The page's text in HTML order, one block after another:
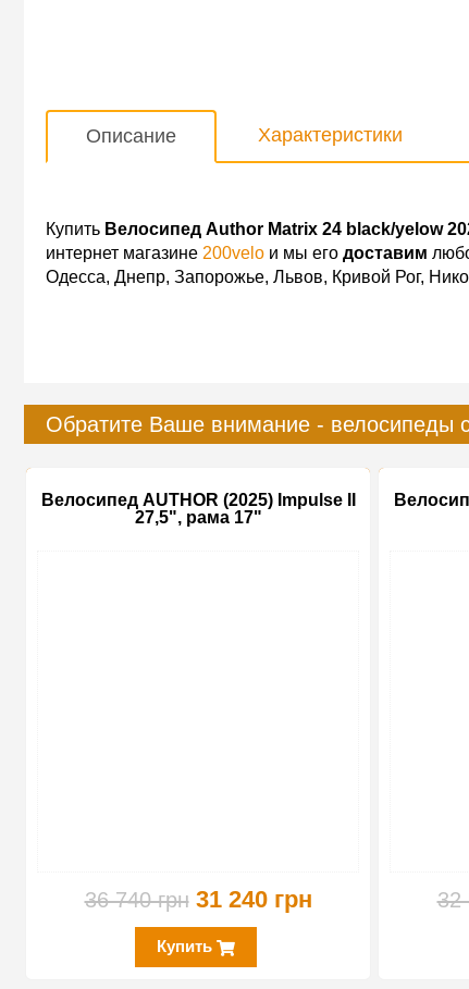
Описание Характеристики
Купить Велосипед Author Matrix 24 black/yelow
интернет магазине 200velo и мы его доставим
Одесса, Днепр, Запорожье, Львов, Кривой Рог,
Обратите Ваше внимание - велосипеды
Велосипед AUTHOR (2025) Impulse II
27,5", рама 17"
36 740 грн 31 240 грн
Купить
32